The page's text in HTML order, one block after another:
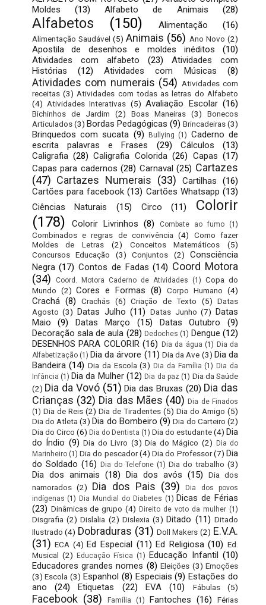
Moldes
(13) Alfabeto de Animais (28)
Alfabetos (150) Alimentação (16)
Alimentação Saudável (5) Animais (56) Ano Novo (2)
Apostila de desenhos e moldes inéditos
(10)
Atividades com alfabeto
(23)
Atividades com
Histórias
(12) Atividades com Músicas (8)
Atividades com numerais (54) Atividades com
receitas (3) Atividades com todas as letras do Alfabeto
(4) Atividades Interativas (5) Avaliação Escolar (16)
Bichinhos de Jardim (2) Boas Maneiras (3)
Bonecos
Articulados (3) Bordas Pedagógicas (9) Brincadeiras(3)
Brinquedos com sucata (9) Bullying (1) Caderno de
escrita palavras e Frases
(29) Cálculos
(13)
Caligrafia (28) Caligrafia Colorida (26) Capas (17)
Capas para cadernos (28) Carnaval (25) Cartazes
(47) Cartazes Numerais (33) Cartilhas
(16)
Cartões para facebook (13) Cartões Whatsapp (13)
Ciências Naturais
(15) Circo (11)
Colorir
(178)
Colorir Livrinhos (8) Combate ao fumo (1)
Combinados e regras de convivência (4)
Como fazer
Moldes de Letras
(2) Conceitos Matemáticos
(5)
Concursos Educação
(3) Conjuntos (2)
Consciência
Negra (17) Contos de Fadas (14) Coord Motora
(34)
Coord. Motora Caderno de Atividades (1) Copa do
Mundo (2) Cores e Formas (8) Corpo Humano (4)
Crachá (8) Crachás (6) Criação de Texto (5) Datas
Agosto (3) Datas Julho (11) Datas Junho (7)
Datas
Maio
(9) Datas Março (15) Datas Outubro
(9)
Decoração sala de aula (28) Dedoches (1) Dengue (12)
DESENHOS PARA COLORIR (16) Dia da água (1) Dia da
Alfabetização (1) Dia da árvore (11) Dia da Ave (3) Dia da
Bandeira (14) Dia da Escola (3) Dia da Família (1) Dia da
Infância (1) Dia da Mulher (12) Dia da paz (1) Dia da Saúde
(2) Dia da Vovó (51) Dia das Bruxas (20) Dia das
Crianças (32) Dia das Mães (40) Dia de Finados
(1) Dia de Reis (2) Dia de Tiradentes (5) Dia do Amigo (5)
Dia do Atleta (3) Dia do Bombeiro (9) Dia do Carteiro (2)
Dia do Circo (6) Dia do Dentista (1) Dia do estudante(4) Dia
do Índio (9) Dia do Livro (3) Dia do Mágico (2)
Dia do
Marinheiro (1) Dia do pescador (4) Dia do Professor (7) Dia
do Soldado (16) Dia do Telefone (1) Dia do trabalho (3)
Dia dos animais (18) Dia dos avós (15)
Dia dos
namorados (2) Dia dos Pais (39)
Dia dos povos
indígenas (1) Dia Mundial do Diabetes (1) Dicas de Férias
(23) Dinâmicas de grupo (4) Direito de voto da mulher (1)
Disgrafia (2) Dislalia (2) Dislexia (3) Ditado (11) Ditado
Ilustrado (4) Dobraduras (31) Doll Makers (2) E.V.A.
(31) ECA (4) Ed Especial (11) Ed Religiosa (10) Ed.
Musical (2) Educação Física (1) Educação Infantil
(10)
Educadores grandes nomes (8) Eleições (3) Emoções
(3) Escola (3) Espanhol (8) Especiais (9) Estações do
ano
(24) Etiquetas (22) EVA (10) Fábulas (5)
Facebook (38) Família (1) Fantoches (16)
Férias